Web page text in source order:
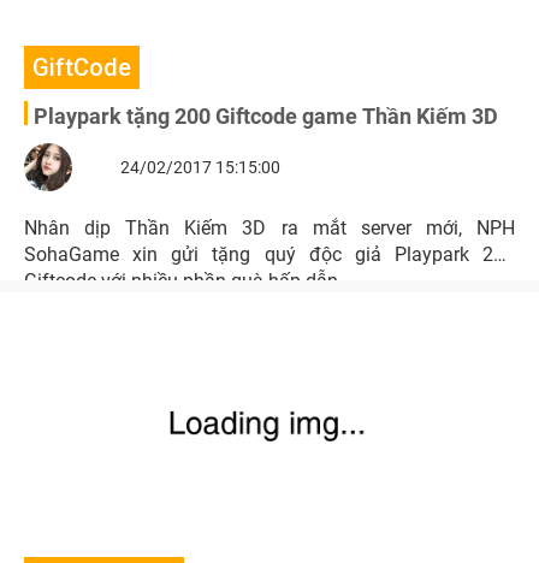
GiftCode
Playpark tặng 200 Giftcode game Thần Kiếm 3D
24/02/2017 15:15:00
Nhân dịp Thần Kiếm 3D ra mắt server mới, NPH
SohaGame xin gửi tặng quý độc giả Playpark 200
Giftcode với nhiều phần quà hấp dẫn.